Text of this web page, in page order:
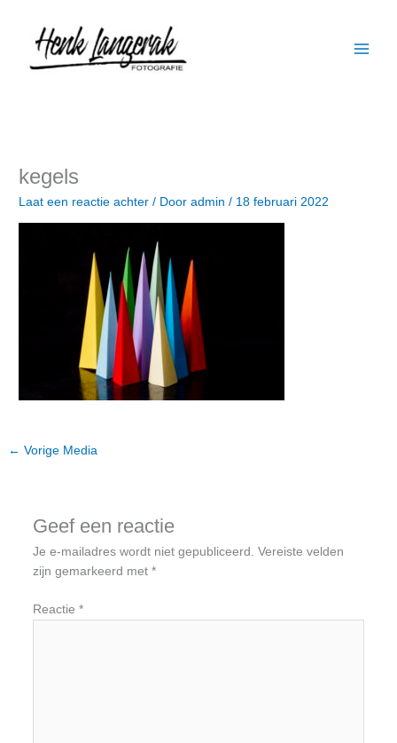
inhoud
kegels
Laat een reactie achter / Dooradmin/ 18 februari 2022
← Vorige Media
Geef een reactie
Je e-mailadres wordt niet gepubliceerd. Vereiste velden
zijn gemarkeerd met *
Reactie *